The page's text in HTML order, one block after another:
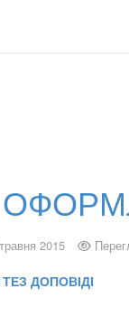
2015
ДОПОВІДІ